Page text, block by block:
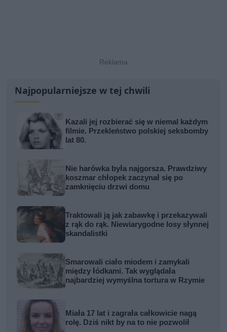
Najpopularniejsze w tej chwili
Kazali jej rozbierać się w niemal każdym
filmie. Przekleństwo polskiej seksbomby
lat 80.
Nie harówka była najgorsza. Prawdziwy
koszmar chłopek zaczynał się po
zamknięciu drzwi domu
Traktowali ją jak zabawkę i przekazywali
z rąk do rąk. Niewiarygodne losy słynnej
skandalistki
Smarowali ciało miodem i zamykali
między łódkami. Tak wyglądała
najbardziej wymyślna tortura w Rzymie
Miała 17 lat i zagrała całkowicie nagą
rolę. Dziś nikt by na to nie pozwolił